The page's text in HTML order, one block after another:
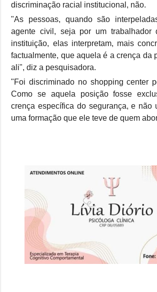
discriminação racial institucional, não.
"As pessoas, quando são
agente civil, seja por um trabalhador
instituição, elas interpretam, mais
factualmente, que aquela é a crença da
ali", diz a pesquisadora.
"Foi discriminado no shopping center
Como se aquela posição fosse
crença específica do segurança, e não
uma formação que ele teve de quem